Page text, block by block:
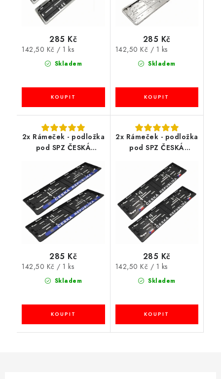
Skladem
285 Kč
Měrná
142,50 Kč / 1 ks
Skladem
285 Kč
Měrná
142,50 Kč / 1 ks
2x Rámeček - podložka
pod SPZ ČESKÁ
Skladem
285 Kč
Měrná
142,50 Kč / 1 ks
2x Rámeček - podložka
pod SPZ ČESKÁ
Skladem
285 Kč
Měrná
142,50 Kč / 1 ks